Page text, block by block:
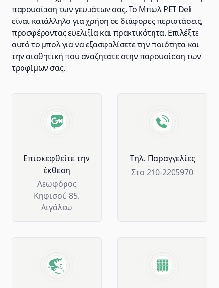
παρουσίαση των γευμάτων σας. Το Μπωλ PET Deli
είναι κατάλληλο για χρήση σε διάφορες περιστάσεις,
προσφέροντας ευελιξία και πρακτικότητα. Επιλέξτε
αυτό το μπολ για να εξασφαλίσετε την ποιότητα και
την αισθητική που αναζητάτε στην παρουσίαση των
τροφίμων σας.
Επισκεφθείτε την
έκθεση
Λεωφόρος
Κηφισού 85,
Αιγάλεω
Tηλ. Παραγγελίες
Στο 210-2205970